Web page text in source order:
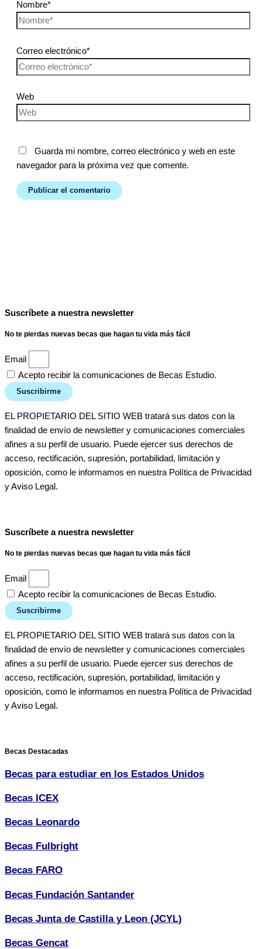
Nombre*
Correo electrónico*
Web
Guarda mi nombre, correo electrónico y web en este
navegador para la próxima vez que comente.
Suscríbete a nuestra newsletter
No te pierdas nuevas becas que hagan tu vida más fácil
Email
Acepto recibir la comunicaciones de Becas Estudio.
Suscribirme
EL PROPIETARIO DEL SITIO WEB tratará sus datos con la
finalidad de envío de newsletter y comunicaciones comerciales
afines a su perfil de usuario. Puede ejercer sus derechos de
acceso, rectificación, supresión, portabilidad, limitación y
oposición, como le informamos en nuestra Política de Privacidad
y Aviso Legal.
Suscríbete a nuestra newsletter
No te pierdas nuevas becas que hagan tu vida más fácil
Email
Acepto recibir la comunicaciones de Becas Estudio.
Suscribirme
EL PROPIETARIO DEL SITIO WEB tratará sus datos con la
finalidad de envío de newsletter y comunicaciones comerciales
afines a su perfil de usuario. Puede ejercer sus derechos de
acceso, rectificación, supresión, portabilidad, limitación y
oposición, como le informamos en nuestra Política de Privacidad
y Aviso Legal.
Becas Destacadas
Becas para estudiar en los Estados Unidos
Becas ICEX
Becas Leonardo
Becas Fulbright
Becas FARO
Becas Fundación Santander
Becas Junta de Castilla y Leon (JCYL)
Becas Gencat